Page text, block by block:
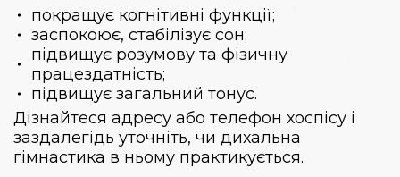
покращує когнітивні функції;
заспокоює, стабілізує сон;
підвищує розумову та фізичну
працездатність;
підвищує загальний тонус.
Дізнайтеся адресу або телефон хоспісу і
заздалегідь уточніть, чи дихальна
гімнастика в ньому практикується.